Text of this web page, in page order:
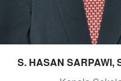
S. HASAN SARPAWI,